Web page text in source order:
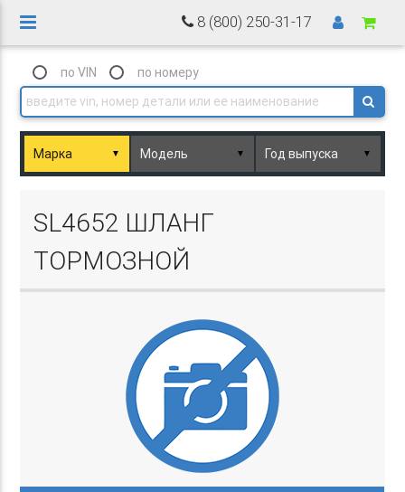
8 (800) 250-31-17
по VIN по номеру
▼ ▼ ▼
SL4652 ШЛАНГ
ТОРМОЗНОЙ